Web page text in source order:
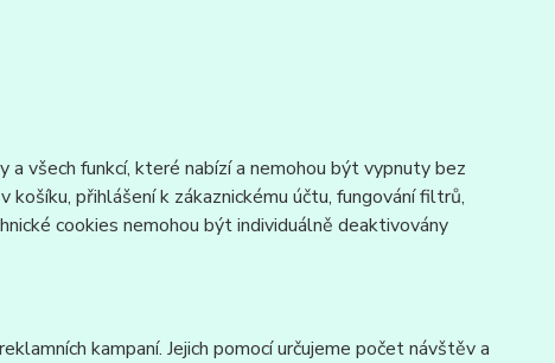
všech funkcí, které nabízí a nemohou být vypnuty bez
košíku, přihlášení k zákaznickému účtu, fungování filtrů,
cookies nemohou být individuálně deaktivovány
kampaní. Jejich pomocí určujeme počet návštěv a